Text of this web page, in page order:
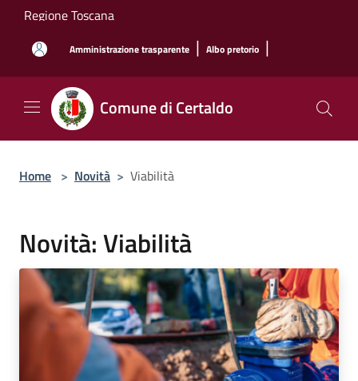
Salta al contenuto principale
Regione Toscana
Amministrazione trasparente | Albo pretorio |
Comune di Certaldo
Home > Novità > Viabilità
Novità: Viabilità